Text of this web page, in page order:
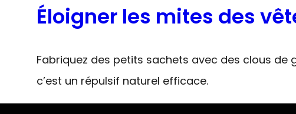
Éloigner les mites des
Fabriquez des petits sachets avec des clous de
c’est un répulsif naturel efficace.